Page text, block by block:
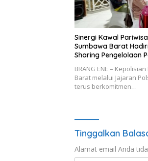
Sinergi Kawal
Sumbawa Barat
Sharing Pengelolaan
BRANG ENE –
Barat melalui Jajaran
terus berkomitmen…
Tinggalkan
Alamat email Anda